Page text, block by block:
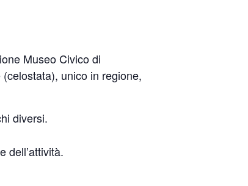
Museo Civico di
unico in regione,
diversi.
dell’attività.